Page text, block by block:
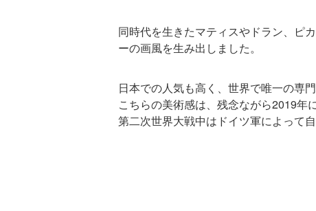
同時代を生きたマティスやドラン、ピ
ーの画風を生み出しました。
日本での人気も高く、世界で唯一の専
こちらの美術感は、残念ながら2019年
第二次世界大戦中はドイツ軍によって